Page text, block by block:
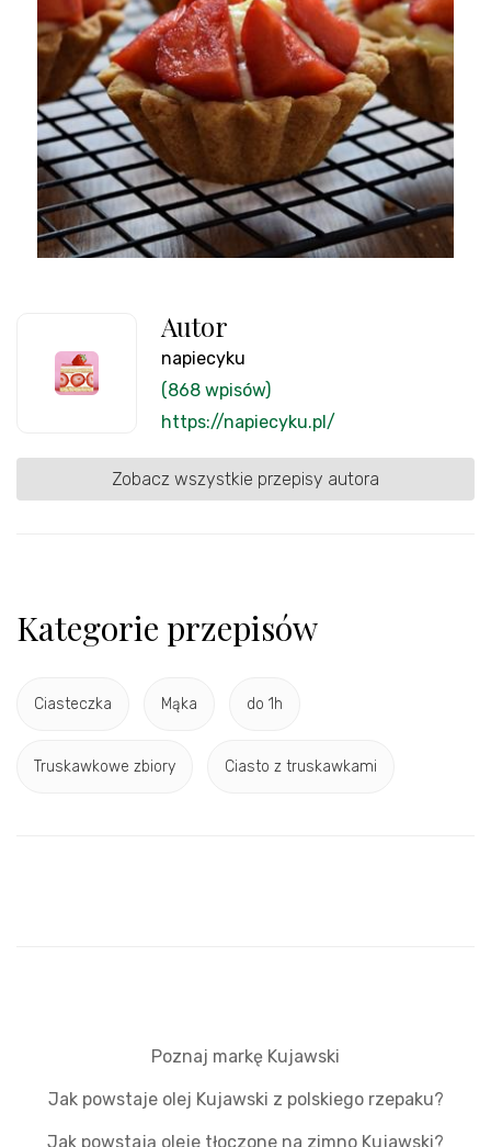
Autor
napiecyku
(868 wpisów)
https://napiecyku.pl/
Zobacz wszystkie przepisy autora
Kategorie przepisów
Ciasteczka Mąka do 1h
Truskawkowe zbiory Ciasto z truskawkami
Poznaj markę Kujawski
Jak powstaje olej Kujawski z polskiego rzepaku?
Jak powstają oleje tłoczone na zimno Kujawski?